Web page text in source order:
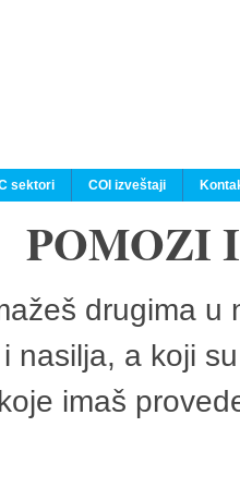
sektori COI izveštaji
POMOZI
drugima
nasilja, a koji
imaš